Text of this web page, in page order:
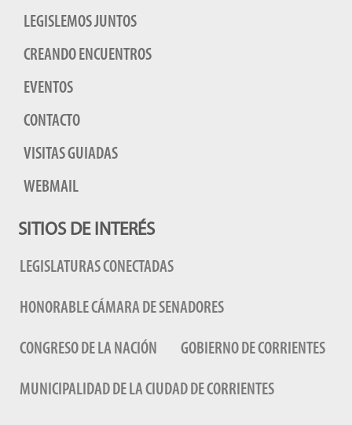
LEGISLEMOS JUNTOS
CREANDO ENCUENTROS
EVENTOS
CONTACTO
VISITAS GUIADAS
WEBMAIL
SITIOS DE INTERÉS
LEGISLATURAS CONECTADAS
HONORABLE CÁMARA DE SENADORES
CONGRESO DE LA NACIÓN GOBIERNO DE CORRIENTES
MUNICIPALIDAD DE LA CIUDAD DE CORRIENTES